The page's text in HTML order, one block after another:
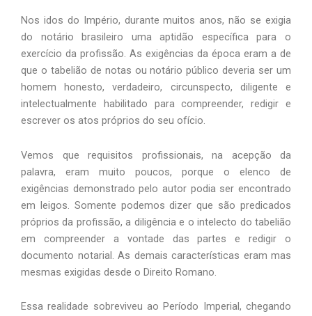
Nos idos do Império, durante muitos anos, não se exigia
do notário brasileiro uma aptidão específica para o
exercício da profissão. As exigências da época eram a de
que o tabelião de notas ou notário público deveria ser um
homem honesto, verdadeiro, circunspecto, diligente e
intelectualmente habilitado para compreender, redigir e
escrever os atos próprios do seu ofício.
Vemos que requisitos profissionais, na acepção da
palavra, eram muito poucos, porque o elenco de
exigências demonstrado pelo autor podia ser encontrado
em leigos. Somente podemos dizer que são predicados
próprios da profissão, a diligência e o intelecto do tabelião
em compreender a vontade das partes e redigir o
documento notarial. As demais características eram mas
mesmas exigidas desde o Direito Romano.
Essa realidade sobreviveu ao Período Imperial, chegando